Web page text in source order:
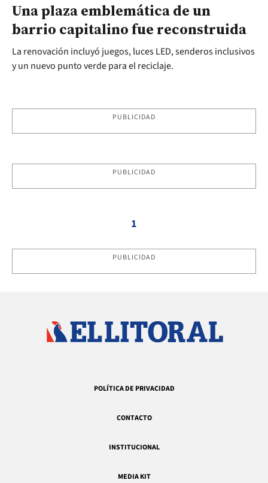
Una plaza emblemática de un
barrio capitalino fue reconstruida
La renovación incluyó juegos, luces LED, senderos inclusivos
y un nuevo punto verde para el reciclaje.
PUBLICIDAD
PUBLICIDAD
1
PUBLICIDAD
POLÍTICA DE PRIVACIDAD
CONTACTO
INSTITUCIONAL
MEDIA KIT